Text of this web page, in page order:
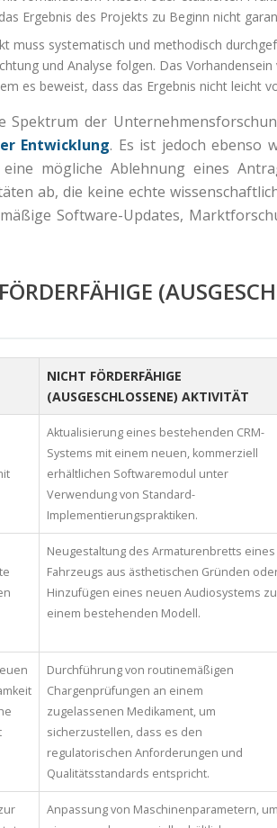
Ergebnis des Projekts zu Beginn nicht
muss systematisch und methodisch
und Analyse folgen. Das
es beweist, dass das Ergebnis nicht leicht
Spektrum der
Entwicklung. Es ist jedoch ebenso
mögliche Ablehnung eines
ab, die keine echte
Software-Updates,
NICHT FÖRDERFÄHIGE
(AUSGESCHLOSSENE) AKTIVITÄT
Aktualisierung eines bestehenden CRM-
Systems mit einem neuen, kommerziell
erhältlichen Softwaremodul unter
Verwendung von Standard-
Implementierungspraktiken.
Neugestaltung des Armaturenbretts eines
Fahrzeugs aus ästhetischen Gründen
Hinzufügen eines neuen Audiosystems zu
einem bestehenden Modell.
Durchführung von routinemäßigen
Chargenprüfungen an einem
zugelassenen Medikament, um
sicherzustellen, dass es den
regulatorischen Anforderungen und
Qualitätsstandards entspricht.
Anpassung von Maschinenparametern, um